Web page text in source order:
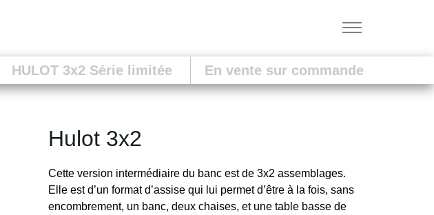
HULOT 3x2 Série limitée En vente sur commande
Hulot 3x2
Cette version intermédiaire du banc est de 3x2 assemblages.
Elle est d’un format d’assise qui lui permet d’être à la fois, sans
encombrement, un banc, deux chaises, et une table basse de